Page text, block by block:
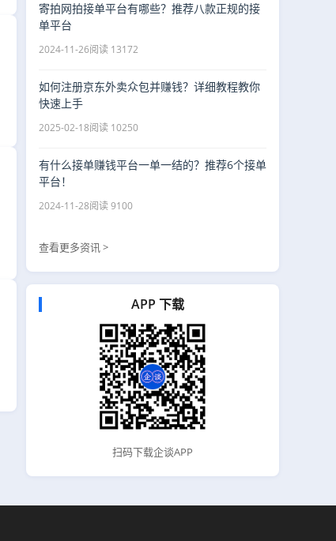
寄拍网拍接单平台有哪些？推荐八款正规的接
单平台
2024-11-26阅读 13172
如何注册京东外卖众包并赚钱？详细教程教你
快速上手
2025-02-18阅读 10250
有什么接单赚钱平台一单一结的？推荐6个接单
平台！
2024-11-28阅读 9100
查看更多资讯 >
APP 下载
扫码下载企谈APP